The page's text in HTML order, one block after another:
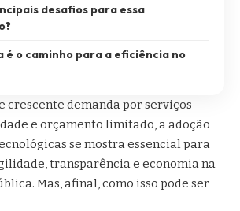
desafios para essa
é o caminho para a eficiência no
crescente demanda por serviços
e orçamento limitado, a adoção
se mostra essencial para
transparência e economia na
Mas, afinal, como isso pode ser